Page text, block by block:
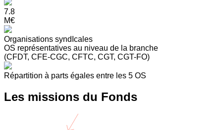
7.8
M€
Organisations syndIcales
OS représentatives au niveau de la branche
(CFDT, CFE-CGC, CFTC, CGT, CGT-FO)
Répartition à parts égales entre les 5 OS
Les missions du Fonds